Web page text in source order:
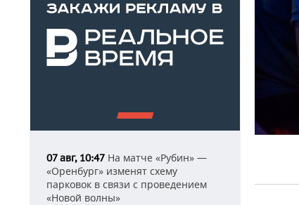
07 авг, 10:47 На матче «Рубин» —
«Оренбург» изменят схему
парковок в связи с проведением
«Новой волны»